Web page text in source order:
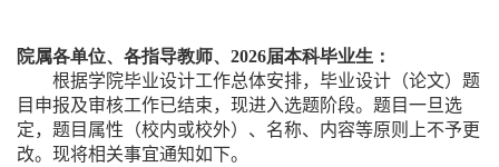
院属各单位、各指导教师、 2026届本科毕业生：
根据学院毕业设计工作总体安排，毕业设计（论文）题
目申报及审核工作已结束，现进入选题阶段。 题目一旦选
定，题目属性（校内或校外）、名称、内容等原则上不予更
改。 现将相关事宜通知如下。